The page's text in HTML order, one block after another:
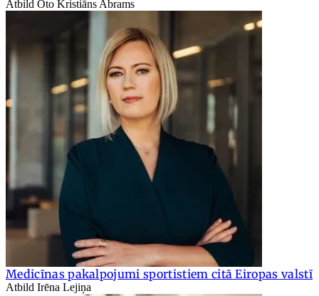
Atbild Oto Kristiāns Abrams
Medicīnas pakalpojumi sportistiem citā Eiropas valstī
Atbild Irēna Lejiņa